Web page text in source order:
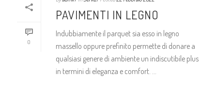
0
PAVIMENTI IN LEGNO
Indubbiamente il parquet sia esso in legno
massello oppure prefinito permette di donare a
qualsiasi genere di ambiente un indiscutibile plus
in termini di eleganza e comfort. ...